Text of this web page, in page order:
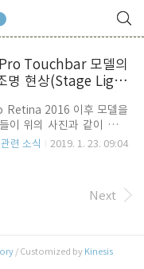
Touchbar 모델의
명 현상(Stage Light
Retina 2016 이후 모델을
이 위의 사진과 같이 디스
광원이 균일하지 않게 뿌
되면서, 이 원인이 무엇때
습니다. 일각에서는 맥북의
서 그 원인을 분석한 포스
은 MacBook Pro 그 중
련 소식 2019. 1. 23. 09:04
Next
/ Customized by Kinesis